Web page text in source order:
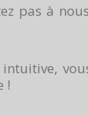
pas à
intuitive,
!